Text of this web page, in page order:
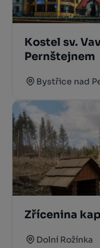
Kostel sv.
Pernštejnem
Bystřice nad
Zřícenina
Dolní Rožínka